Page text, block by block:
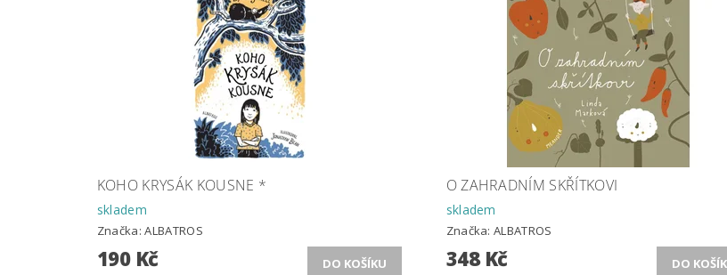
KOHO KRYSÁK KOUSNE *
skladem
Značka:ALBATROS
190 Kč
O ZAHRADNÍM SKŘÍTKOVI
skladem
Značka:ALBATROS
348 Kč